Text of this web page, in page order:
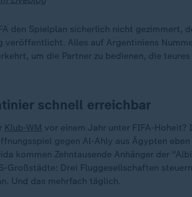
den Spielplan sicherlich nicht gezimmert,
veröffentlicht. Alles auf Argentiniens
um die Partner zu bedienen, die teures
schnell erreichbar
Klub-WM vor einem Jahr unter FIFA-Hoheit?
gegen Al-Ahly aus Ägypten
kommen Zehntausende Anhänger der
Großstädte: Drei Fluggesellschaften
Und das mehrfach täglich.